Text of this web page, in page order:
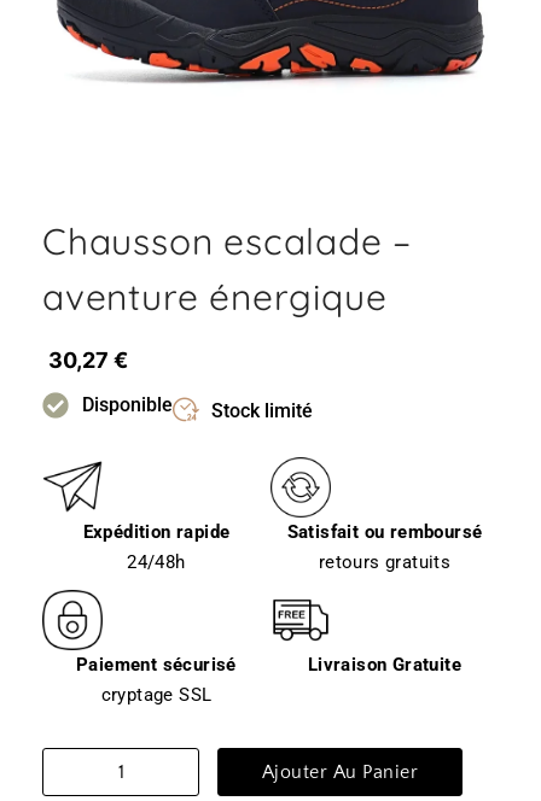
Chausson escalade –
aventure énergique
30,27 €
Disponible Stock limité
Expédition rapide
24/48h
Satisfait ou remboursé
retours gratuits
Paiement sécurisé
cryptage SSL
Livraison Gratuite
quantité
Ajouter Au Panier